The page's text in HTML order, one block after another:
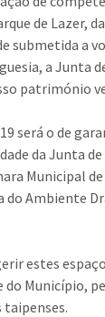
de Lazer,
submetida a
a Junta
património
será o de
da Junta
Municipal
do Ambiente
estes
do Município,
taipenses.